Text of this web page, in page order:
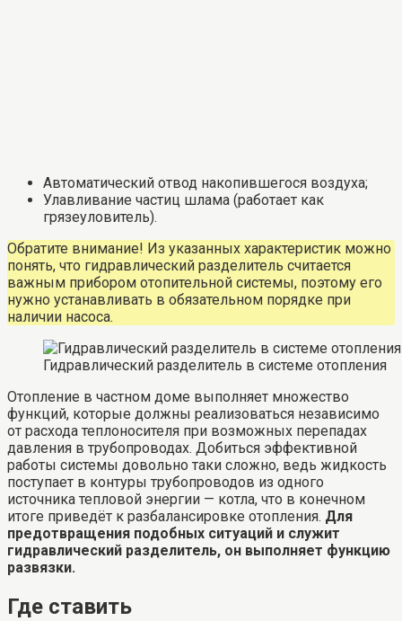
Автоматический отвод накопившегося воздуха;
Улавливание частиц шлама (работает как
грязеуловитель).
Обратите внимание! Из указанных характеристик можно
понять, что гидравлический разделитель считается
важным прибором отопительной системы, поэтому его
нужно устанавливать в обязательном порядке при
наличии насоса.
Гидравлический разделитель в системе отопления
Отопление в частном доме выполняет множество
функций, которые должны реализоваться независимо
от расхода теплоносителя при возможных перепадах
давления в трубопроводах. Добиться эффективной
работы системы довольно таки сложно, ведь жидкость
поступает в контуры трубопроводов из одного
источника тепловой энергии — котла, что в конечном
итоге приведёт к разбалансировке отопления. Для
предотвращения подобных ситуаций и служит
гидравлический разделитель, он выполняет функцию
развязки.
Где ставить